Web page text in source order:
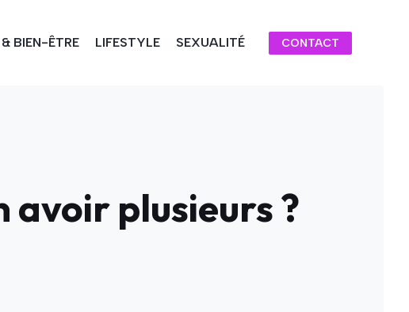
BIEN-ÊTRE LIFESTYLE SEXUALITÉ CONTACT
avoir plusieurs ?